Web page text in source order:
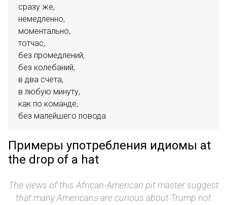
сразу же,
немедленно,
моментально,
тотчас,
без промедлений,
без колебаний,
в два счета,
в любую минуту,
как по команде,
без малейшего повода
Примеры употребления идиомы at
the drop of a hat
The views of this African-American pit master suggest
that many Americans are curious about Trump not